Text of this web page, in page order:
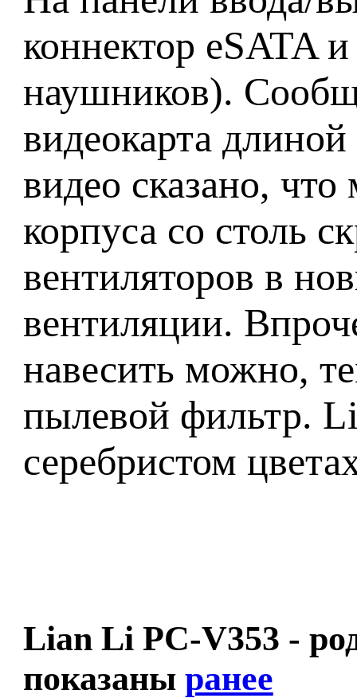
коннектор eSATA
наушников).
видеокарта
видео сказано,
корпуса со столь
вентиляторов в
вентиляции.
навесить можно,
пылевой фильтр.
серебристом
Lian Li PC-V353 -
показаны ранее